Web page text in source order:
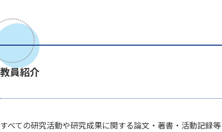
教員紹介
すべての研究活動や研究成果に関する論文・著書・活動記録等